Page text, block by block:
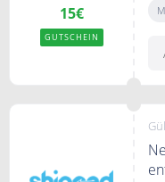
15€
GUTSCHEIN